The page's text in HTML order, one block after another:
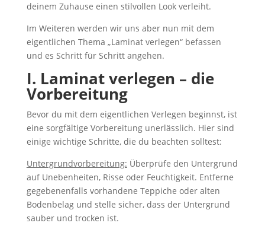
deinem Zuhause einen stilvollen Look verleiht.
Im Weiteren werden wir uns aber nun mit dem
eigentlichen Thema „Laminat verlegen“ befassen
und es Schritt für Schritt angehen.
I. Laminat verlegen – die
Vorbereitung
Bevor du mit dem eigentlichen Verlegen beginnst, ist
eine sorgfältige Vorbereitung unerlässlich. Hier sind
einige wichtige Schritte, die du beachten solltest:
Untergrundvorbereitung: Überprüfe den Untergrund
auf Unebenheiten, Risse oder Feuchtigkeit. Entferne
gegebenenfalls vorhandene Teppiche oder alten
Bodenbelag und stelle sicher, dass der Untergrund
sauber und trocken ist.